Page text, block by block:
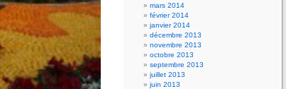
mars 2014
février 2014
janvier 2014
décembre 2013
novembre 2013
octobre 2013
septembre 2013
juillet 2013
juin 2013